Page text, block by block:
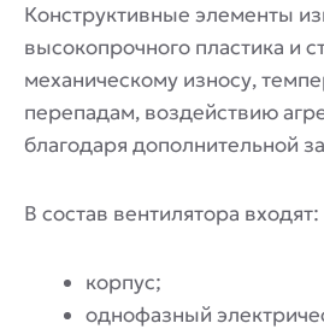
Конструктивные элементы
высокопрочного пластика и
механическому износу,
перепадам, воздействию
благодаря дополнительной
В состав вентилятора входят:
корпус;
однофазный